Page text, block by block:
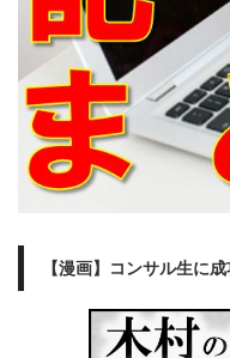
【漫画】コンサル生に